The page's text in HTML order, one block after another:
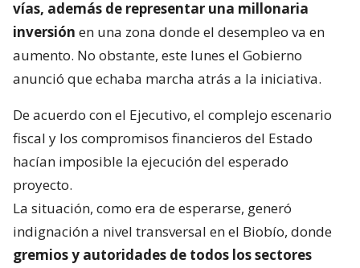
vías, además de representar una millonaria
inversión en una zona donde el desempleo va en
aumento. No obstante, este lunes el Gobierno
anunció que echaba marcha atrás a la iniciativa.
De acuerdo con el Ejecutivo, el complejo escenario
fiscal y los compromisos financieros del Estado
hacían imposible la ejecución del esperado
proyecto.
La situación, como era de esperarse, generó
indignación a nivel transversal en el Biobío, donde
gremios y autoridades de todos los sectores